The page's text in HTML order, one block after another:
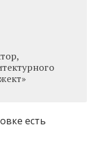
есть